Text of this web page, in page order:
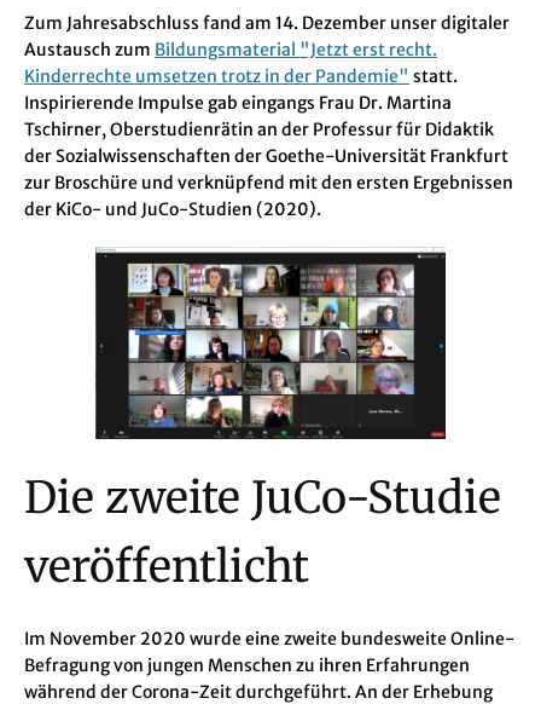
Zum Jahresabschluss fand am 14. Dezember unser digitaler
Austausch zum Bildungsmaterial "Jetzt erst recht.
Kinderrechte umsetzen trotz in der Pandemie" statt.
Inspirierende Impulse gab eingangs Frau Dr. Martina
Tschirner, Oberstudienrätin an der Professur für Didaktik
der Sozialwissenschaften der Goethe-Universität Frankfurt
zur Broschüre und verknüpfend mit den ersten Ergebnissen
der KiCo- und JuCo-Studien (2020).
Die zweite JuCo-Studie
veröffentlicht
Im November 2020 wurde eine zweite bundesweite Online-
Befragung von jungen Menschen zu ihren Erfahrungen
während der Corona-Zeit durchgeführt. An der Erhebung